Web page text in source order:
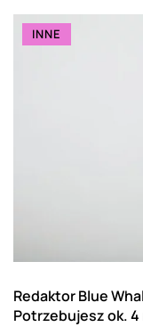
INNE
Redaktor Blue
Potrzebujesz ok.